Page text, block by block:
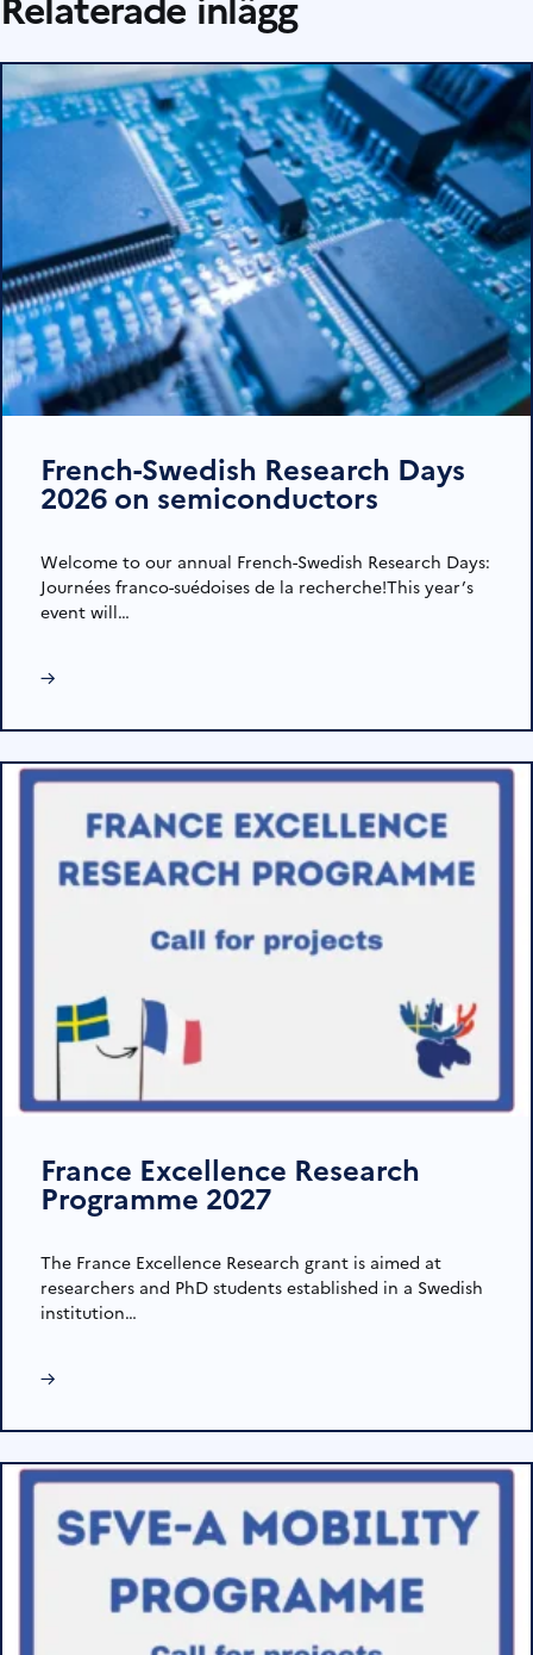
French-Swedish Research Days
2026 on semiconductors
Welcome to our annual French-Swedish Research Days:
Journées franco-suédoises de la recherche!This year’s
event will…
→
France Excellence Research
Programme 2027
The France Excellence Research grant is aimed at
researchers and PhD students established in a Swedish
institution…
→